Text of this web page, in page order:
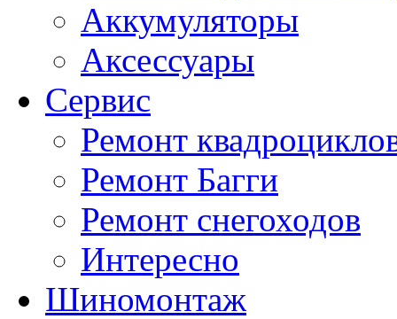
Аккумуляторы
Аксессуары
Сервис
Ремонт
Ремонт Багги
Ремонт снегоходов
Интересно
Шиномонтаж